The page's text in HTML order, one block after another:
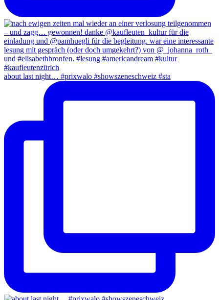
about last night… #prixwalo #showszeneschweiz #sta